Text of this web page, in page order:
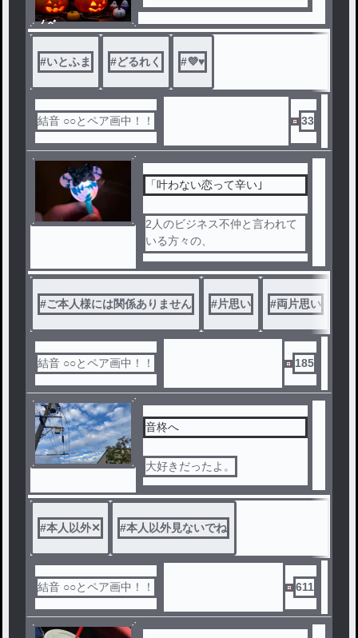
ノベ
ル
#いとふま #どるれく #💜♥️
結音 ○○とペア画中！！ 33
「叶わない恋って辛い｣
2人のビジネス不仲と言われて
いる方々の、
両片思いが両思いになる話
#ご本人様には関係ありません #片思い #両片思い
結音 ○○とペア画中！！ 185
音柊へ
大好きだったよ。
#本人以外‪✕‬ #本人以外見ないでね
結音 ○○とペア画中！！ 611